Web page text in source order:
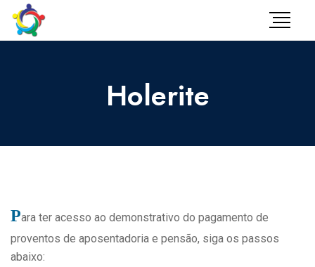
Holerite
Para ter acesso ao demonstrativo do pagamento de
proventos de aposentadoria e pensão, siga os passos
abaixo: